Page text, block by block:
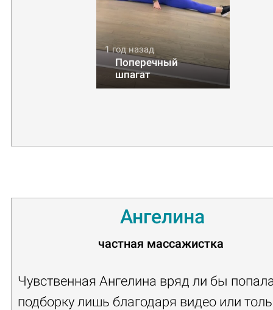
1 год назад
Поперечный
шпагат
Ангелина
частная массажистка
Чувственная Ангелина вряд ли бы
подборку лишь благодаря видео или